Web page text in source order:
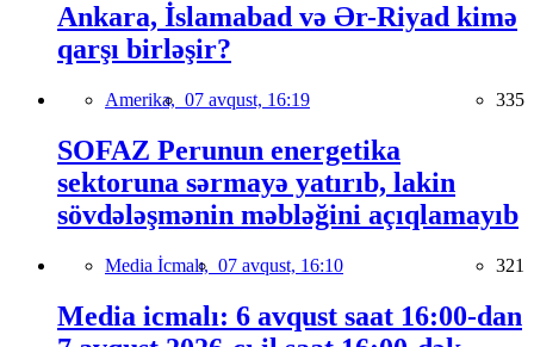
Ankara, İslamabad və Ər-Riyad kimə
qarşı birləşir?
Amerika, 07 avqust, 16:19 335
SOFAZ Perunun energetika
sektoruna sərmayə yatırıb, lakin
sövdələşmənin məbləğini açıqlamayıb
Media İcmalı, 07 avqust, 16:10 321
Media icmalı: 6 avqust saat 16:00-dan